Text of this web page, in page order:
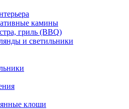
камины
гриль (BBQ)
и светильники
клоши